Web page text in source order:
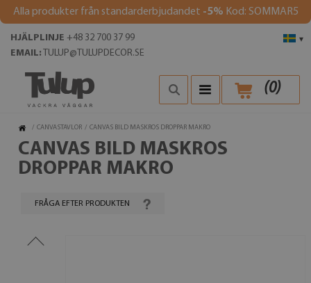
Alla produkter från standarderbjudandet -5% Kod: SOMMAR5
▾
HJÄLPLINJE +48 32 700 37 99
EMAIL: TULUP@TULUPDECOR.SE
(0)
/ CANVASTAVLOR / CANVAS BILD MASKROS DROPPAR MAKRO
CANVAS BILD MASKROS
DROPPAR MAKRO
FRÅGA EFTER PRODUKTEN